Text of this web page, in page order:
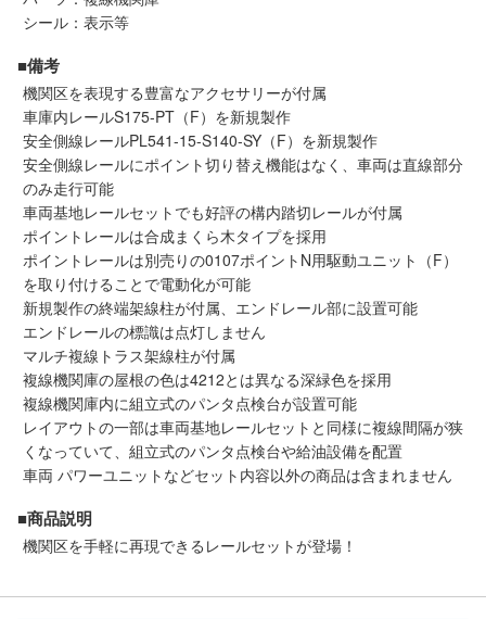
会員ランクについて
会社概要
レビューについて
シール：表示等
■備考
機関区を表現する豊富なアクセサリーが付属
車庫内レールS175-PT（F）を新規製作
安全側線レールPL541-15-S140-SY（F）を新規製作
安全側線レールにポイント切り替え機能はなく、車両は直線部分
のみ走行可能
車両基地レールセットでも好評の構内踏切レールが付属
ポイントレールは合成まくら木タイプを採用
ポイントレールは別売りの0107ポイントN用駆動ユニット（F）
を取り付けることで電動化が可能
新規製作の終端架線柱が付属、エンドレール部に設置可能
エンドレールの標識は点灯しません
マルチ複線トラス架線柱が付属
複線機関庫の屋根の色は4212とは異なる深緑色を採用
複線機関庫内に組立式のパンタ点検台が設置可能
レイアウトの一部は車両基地レールセットと同様に複線間隔が狭
くなっていて、組立式のパンタ点検台や給油設備を配置
車両 パワーユニットなどセット内容以外の商品は含まれません
■商品説明
機関区を手軽に再現できるレールセットが登場！